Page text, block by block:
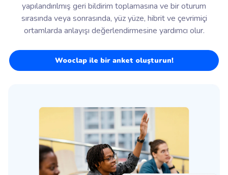
yapılandırılmış geri bildirim toplamasına ve bir oturum
sırasında veya sonrasında, yüz yüze, hibrit ve çevrimiçi
ortamlarda anlayışı değerlendirmesine yardımcı olur.
Wooclap ile bir anket oluşturun!